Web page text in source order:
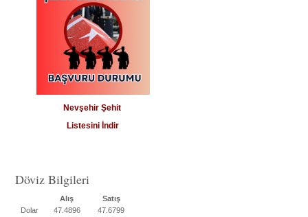
Nevşehir Şehit
Listesini İndir
Döviz Bilgileri
Alış
Satış
Dolar
47.4896
47.6799